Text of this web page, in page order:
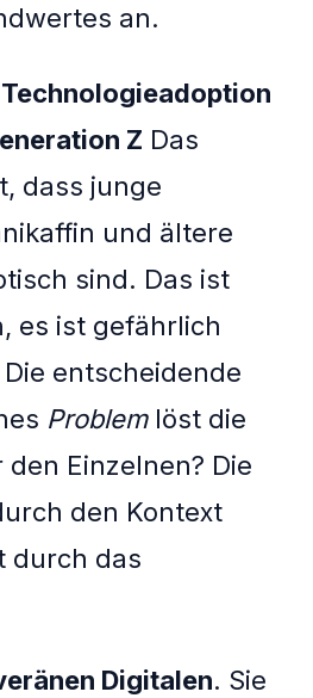
an.
Z Das
dass junge
und ältere
sind. Das ist
es ist gefährlich
entscheidende
Problemlöst die
Einzelnen? Die
den Kontext
durch das
Digitalen. Sie